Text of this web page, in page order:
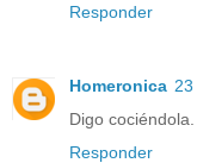
Responder
Homeronica
Digo cociéndola.
Responder